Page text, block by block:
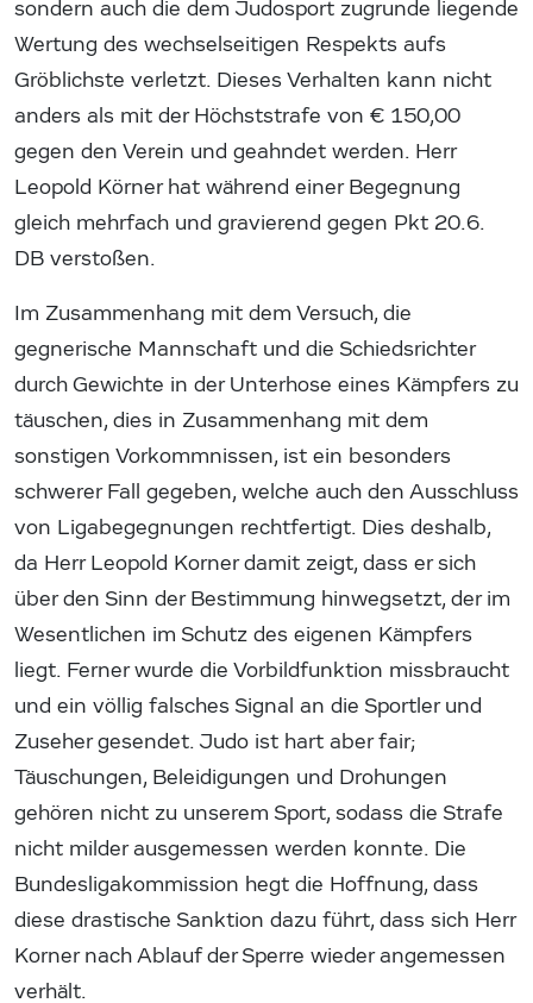
sondern auch die dem Judosport zugrunde liegende
Wertung des wechselseitigen Respekts aufs
Gröblichste verletzt. Dieses Verhalten kann nicht
anders als mit der Höchststrafe von € 150,00
gegen den Verein und geahndet werden. Herr
Leopold Körner hat während einer Begegnung
gleich mehrfach und gravierend gegen Pkt 20.6.
DB verstoßen.
Im Zusammenhang mit dem Versuch, die
gegnerische Mannschaft und die Schiedsrichter
durch Gewichte in der Unterhose eines Kämpfers zu
täuschen, dies in Zusammenhang mit dem
sonstigen Vorkommnissen, ist ein besonders
schwerer Fall gegeben, welche auch den Ausschluss
von Ligabegegnungen rechtfertigt. Dies deshalb,
da Herr Leopold Korner damit zeigt, dass er sich
über den Sinn der Bestimmung hinwegsetzt, der im
Wesentlichen im Schutz des eigenen Kämpfers
liegt. Ferner wurde die Vorbildfunktion missbraucht
und ein völlig falsches Signal an die Sportler und
Zuseher gesendet. Judo ist hart aber fair;
Täuschungen, Beleidigungen und Drohungen
gehören nicht zu unserem Sport, sodass die Strafe
nicht milder ausgemessen werden konnte. Die
Bundesligakommission hegt die Hoffnung, dass
diese drastische Sanktion dazu führt, dass sich Herr
Korner nach Ablauf der Sperre wieder angemessen
verhält.